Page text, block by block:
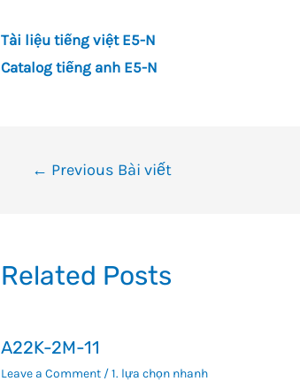
Tài liệu tiếng việt E5-N
Catalog tiếng anh E5-N
Điều← Previous Bài viết
Related Posts
A22K-2M-11
Leave a Comment /1. lựa chọn nhanh